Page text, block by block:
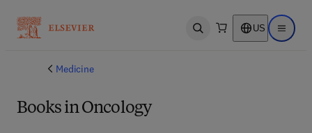
Open search US Open
Medicine
Books in Oncology